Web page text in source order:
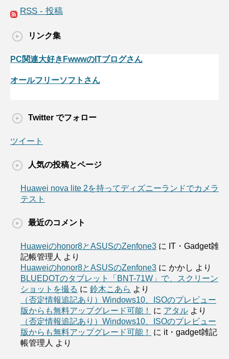
RSS - 投稿
リンク集
PC関連大好きFwwwのITブログさん
オールフリーソフトさん
Twitter でフォロー
ツイート
人気の投稿とページ
Huawei nova lite 2を持ってディズニーランドでカメラ
テスト
最近のコメント
Huaweiのhonor8とASUSのZenfone3 に IT・Gadget雑
記帳管理人 より
Huaweiのhonor8とASUSのZenfone3 に かかし より
BLUEDOTのタブレット「BNT-71W」で、スクリーン
ショットを撮る に 鈴木こあら より
（否定情報追記あり）Windows10、ISOのプレビュー
版からも無料アップグレード可能！
に アタル より
（否定情報追記あり）Windows10、ISOのプレビュー
版からも無料アップグレード可能！
に it・gadget雑記
帳管理人 より